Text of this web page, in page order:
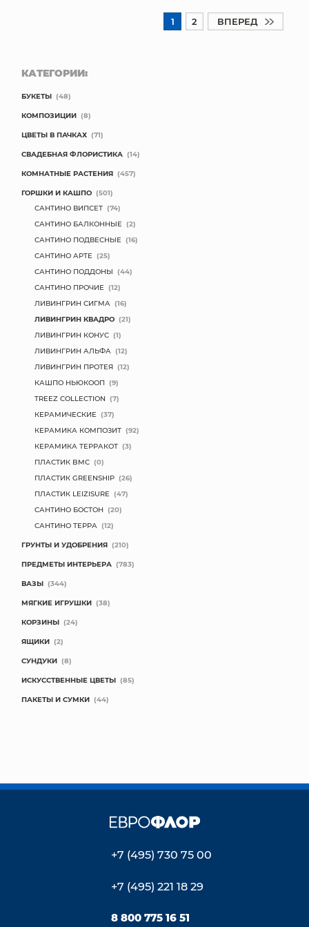
1 2 ВПЕРЕД
КАТЕГОРИИ:
БУКЕТЫ (48)
КОМПОЗИЦИИ (8)
ЦВЕТЫ В ПАЧКАХ (71)
СВАДЕБНАЯ ФЛОРИСТИКА (14)
КОМНАТНЫЕ РАСТЕНИЯ (457)
ГОРШКИ И КАШПО (501)
САНТИНО ВИПСЕТ (74)
САНТИНО БАЛКОННЫЕ (2)
САНТИНО ПОДВЕСНЫЕ (16)
САНТИНО АРТЕ (25)
САНТИНО ПОДДОНЫ (44)
САНТИНО ПРОЧИЕ (12)
ЛИВИНГРИН СИГМА (16)
ЛИВИНГРИН КВАДРО (21)
ЛИВИНГРИН КОНУС (1)
ЛИВИНГРИН АЛЬФА (12)
ЛИВИНГРИН ПРОТЕЯ (12)
КАШПО НЬЮКООП (9)
TREEZ COLLECTION (7)
КЕРАМИЧЕСКИЕ (37)
КЕРАМИКА КОМПОЗИТ (92)
КЕРАМИКА ТЕРРАКОТ (3)
ПЛАСТИК BMC (0)
ПЛАСТИК GREENSHIP (26)
ПЛАСТИК LEIZISURE (47)
САНТИНО БОСТОН (20)
САНТИНО ТЕРРА (12)
ГРУНТЫ И УДОБРЕНИЯ (210)
ПРЕДМЕТЫ ИНТЕРЬЕРА (783)
ВАЗЫ (344)
МЯГКИЕ ИГРУШКИ (38)
КОРЗИНЫ (24)
ЯЩИКИ (2)
СУНДУКИ (8)
ИСКУССТВЕННЫЕ ЦВЕТЫ (85)
ПАКЕТЫ И СУМКИ (44)
+7 (495) 730 75 00
+7 (495) 221 18 29
8 800 775 16 51